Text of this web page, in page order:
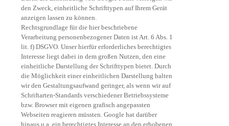
den Zweck, einheitliche Schrifttypen auf Ihrem Gerät
anzeigen lassen zu können.
Rechtsgrundlage für die hier beschriebene
Verarbeitung personenbezogener Daten ist Art. 6 Abs. 1
lit. f) DSGVO. Unser hierfür erforderliches berechtigtes
Interesse liegt dabei in dem großen Nutzen, den eine
einheitliche Darstellung der Schrifttypen bietet. Durch
die Möglichkeit einer einheitlichen Darstellung halten
wir den Gestaltungsaufwand geringer, als wenn wir auf
Schriftarten-Standards verschiedener Betriebssysteme
bzw. Browser mit eigenen grafisch angepassten
Webseiten reagieren müssten. Google hat darüber
hinaus u.a. ein berechtigtes Interesse an den erhobenen